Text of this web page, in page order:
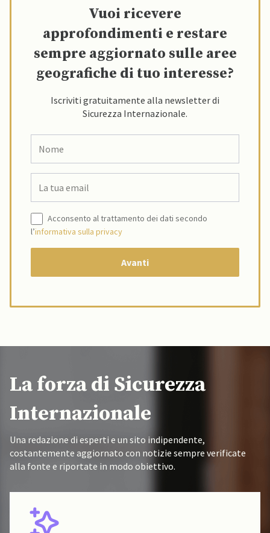
Vuoi ricevere
approfondimenti e restare
sempre aggiornato sulle aree
geografiche di tuo interesse?
Iscriviti gratuitamente alla newsletter di
Sicurezza Internazionale.
Acconsento al trattamento dei dati secondo
l’informativa sulla privacy
La forza di Sicurezza
Internazionale
Una redazione di esperti e un sito indipendente,
costantemente aggiornato con notizie sempre verificate
alla fonte e riportate in modo obiettivo.